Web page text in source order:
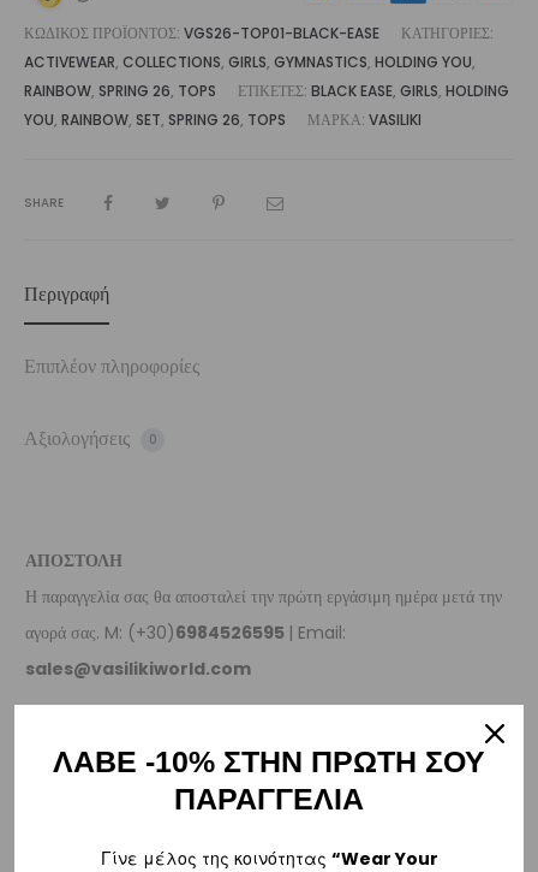
ΚΩΔΙΚΌΣ ΠΡΟΪΌΝΤΟΣ: VGS26-TOP01-BLACK-EASE
ΚΑΤΗΓΟΡΊΕΣ:
ACTIVEWEAR, COLLECTIONS, GIRLS, GYMNASTICS, HOLDING YOU,
RAINBOW, SPRING 26, TOPS ΕΤΙΚΈΤΕΣ: BLACK EASE, GIRLS, HOLDING
YOU, RAINBOW, SET, SPRING 26, TOPS ΜΆΡΚΑ: VASILIKI
SHARE
Περιγραφή
Επιπλέον πληροφορίες
Αξιολογήσεις 0
ΑΠΟΣΤΟΛΗ
Η παραγγελία σας θα αποσταλεί την πρώτη εργάσιμη ημέρα μετά την
αγορά σας. M: (+30)6984526595 | Email:
sales@vasilikiworld.com
– Για παραγγελίες κάτω των €80, υπάρχει σταθερή χρέωση εξόδων
ΛΑΒΕ -10% ΣΤΗΝ ΠΡΩΤΗ ΣΟΥ
ΠΑΡΑΓΓΕΛΙΑ
Γίνε μέλος της κοινότητας “Wear Your